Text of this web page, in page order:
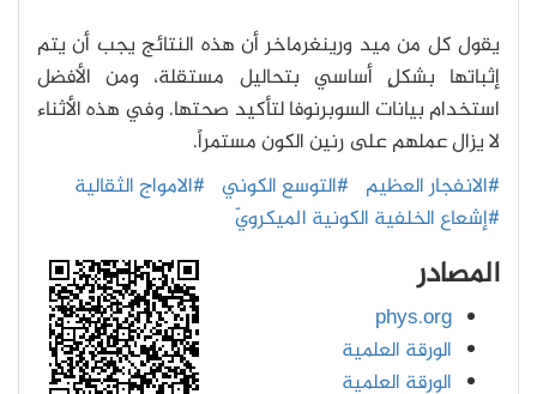
يقول كل من ميد ورينغرماخر أن هذه النتائج يجب أن يتم
إثباتها بشكلٍ أساسي بتحاليل مستقلة، ومن الأفضل
استخدام بيانات السوبرنوفا لتأكيد صحتها. وفي هذه الأثناء
لا يزال عملهم على رنين الكون مستمراً.
#الانفجار العظيم #التوسع الكوني #الامواج الثقالية
#إشعاع الخلفية الكونية الميكرويّ
المصادر
phys.org
الورقة العلمية
الورقة العلمية